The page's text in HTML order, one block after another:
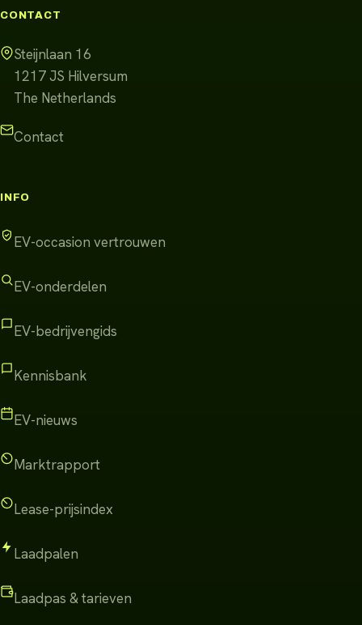
CONTACT
Steijnlaan 16
1217 JS Hilversum
The Netherlands
Contact
INFO
EV-occasion vertrouwen
EV-onderdelen
EV-bedrijvengids
Kennisbank
EV-nieuws
Marktrapport
Lease-prijsindex
Laadpalen
Laadpas & tarieven